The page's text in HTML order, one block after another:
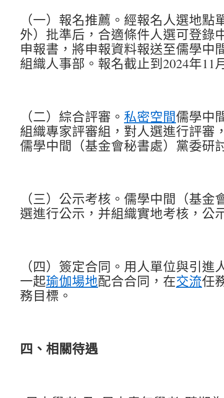
（一）報名推薦。經報名人選地點
外）批準后，合適條件人選可登錄
申報書，將申報資料報送至儒學中
組織人事部。報名截止到2024年11
（二）綜合評審。 私密空間儒學中
組織專家評審組，對人選進行評審
儒學中間（基金會秘書處）黨委研
（三）公示考核。儒學中間（基金
選進行公示，并組織實地考核，公
（四）簽定合同。用人單位與引進
一起瑜伽場地配合合同，在交流任
務目標。
四、相關待遇